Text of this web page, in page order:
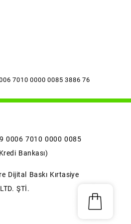
7010 0000 0085 3886 76
0006 7010 0000 0085
Bankası)
Dijital Baskı Kırtasiye
ŞTİ.